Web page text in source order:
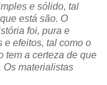
e sólido, tal
está são. O
foi, pura e
e efeitos, tal como o
tem a certeza de que
Os materialistas